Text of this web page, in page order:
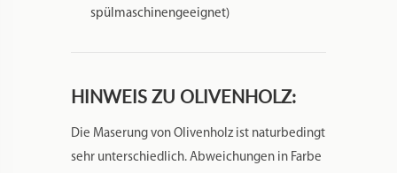
spülmaschinengeeignet)
HINWEIS ZU OLIVENHOLZ:
Die Maserung von Olivenholz ist naturbedingt
sehr unterschiedlich. Abweichungen in Farbe